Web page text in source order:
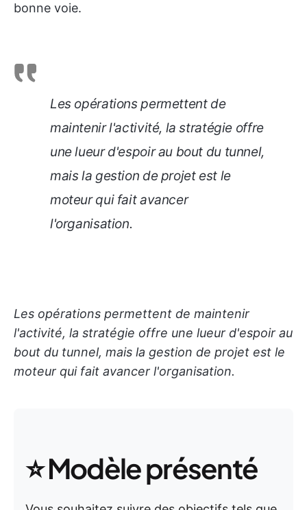
bonne voie.
Les opérations permettent de
maintenir l'activité, la stratégie offre
une lueur d'espoir au bout du tunnel,
mais la gestion de projet est le
moteur qui fait avancer
l'organisation.
Les opérations permettent de maintenir
l'activité, la stratégie offre une lueur d'espoir au
bout du tunnel, mais la gestion de projet est le
moteur qui fait avancer l'organisation.
⭐ Modèle présenté